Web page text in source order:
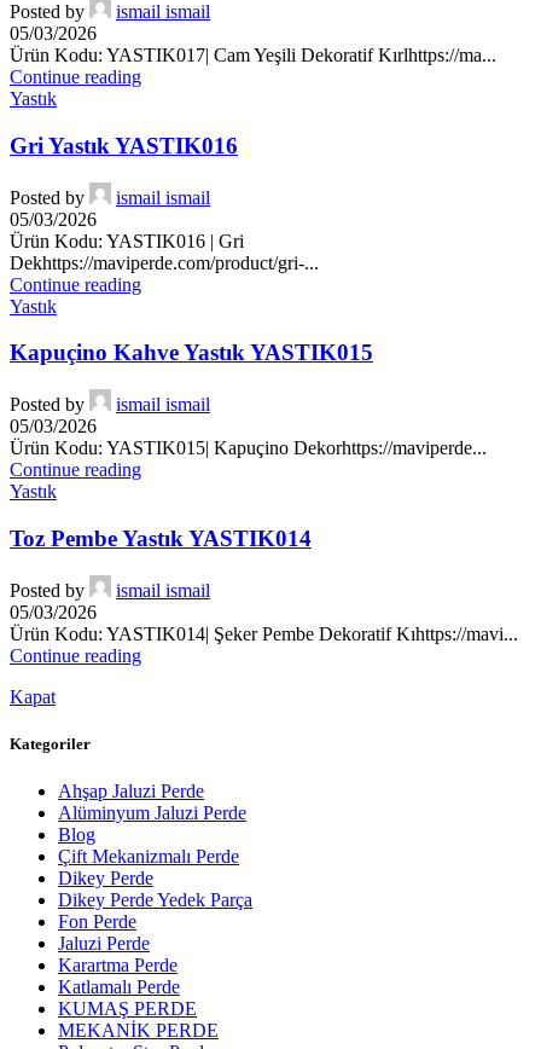
Posted by
ismail ismail
05/03/2026
Ürün Kodu: YASTIK017| Cam Yeşili Dekoratif Kırlhttps://ma...
Continue reading
Yastık
Gri Yastık YASTIK016
Posted by
ismail ismail
05/03/2026
Ürün Kodu: YASTIK016 | Gri
Dekhttps://maviperde.com/product/gri-...
Continue reading
Yastık
Kapuçino Kahve Yastık YASTIK015
Posted by
ismail ismail
05/03/2026
Ürün Kodu: YASTIK015| Kapuçino Dekorhttps://maviperde...
Continue reading
Yastık
Toz Pembe Yastık YASTIK014
Posted by
ismail ismail
05/03/2026
Ürün Kodu: YASTIK014| Şeker Pembe Dekoratif Kıhttps://mavi...
Continue reading
Kapat
Kategoriler
Ahşap Jaluzi Perde
Alüminyum Jaluzi Perde
Blog
Çift Mekanizmalı Perde
Dikey Perde
Dikey Perde Yedek Parça
Fon Perde
Jaluzi Perde
Karartma Perde
Katlamalı Perde
KUMAŞ PERDE
MEKANİK PERDE